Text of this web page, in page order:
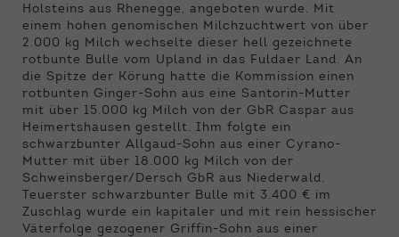
Holsteins aus Rhenegge, angeboten wurde. Mit
einem hohen genomischen Milchzuchtwert von über
2.000 kg Milch wechselte dieser hell gezeichnete
rotbunte Bulle vom Upland in das Fuldaer Land. An
die Spitze der Körung hatte die Kommission einen
rotbunten Ginger-Sohn aus eine Santorin-Mutter
mit über 15.000 kg Milch von der GbR Caspar aus
Heimertshausen gestellt. Ihm folgte ein
schwarzbunter Allgaud-Sohn aus einer Cyrano-
Mutter mit über 18.000 kg Milch von der
Schweinsberger/Dersch GbR aus Niederwald.
Teuerster schwarzbunter Bulle mit 3.400 € im
Zuschlag wurde ein kapitaler und mit rein hessischer
Väterfolge gezogener Griffin-Sohn aus einer